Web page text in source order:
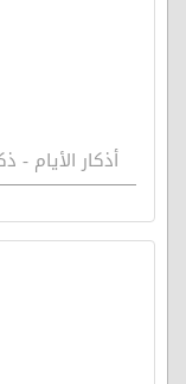
أذكار الأيام -